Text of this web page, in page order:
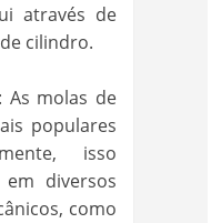
através de
cilindro.
As molas de
populares
isso
diversos
como